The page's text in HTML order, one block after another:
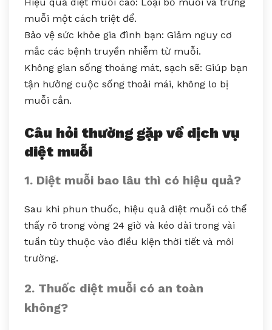
muỗi một cách triệt để.
Bảo vệ sức khỏe gia đình bạn: Giảm nguy cơ
mắc các bệnh truyền nhiễm từ muỗi.
Không gian sống thoáng mát, sạch sẽ: Giúp bạn
tận hưởng cuộc sống thoải mái, không lo bị
muỗi cắn.
Câu hỏi thường gặp về dịch vụ
diệt muỗi
1. Diệt muỗi bao lâu thì có hiệu quả?
Sau khi phun thuốc, hiệu quả diệt muỗi có thể
thấy rõ trong vòng 24 giờ và kéo dài trong vài
tuần tùy thuộc vào điều kiện thời tiết và môi
trường.
2. Thuốc diệt muỗi có an toàn
không?